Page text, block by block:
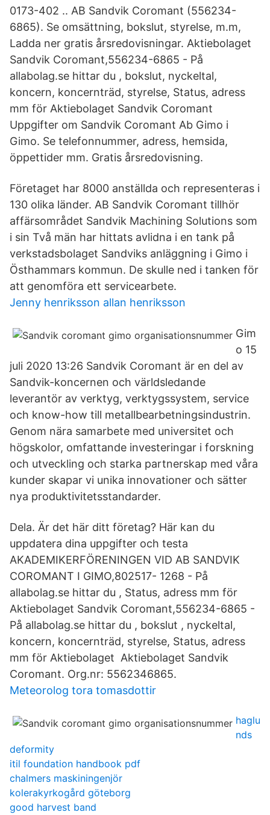
0173-402 .. AB Sandvik Coromant (556234-
6865). Se omsättning, bokslut, styrelse, m.m,
Ladda ner gratis årsredovisningar. Aktiebolaget
Sandvik Coromant,556234-6865 - På
allabolag.se hittar du , bokslut, nyckeltal,
koncern, koncernträd, styrelse, Status, adress
mm för Aktiebolaget Sandvik Coromant
Uppgifter om Sandvik Coromant Ab Gimo i
Gimo. Se telefonnummer, adress, hemsida,
öppettider mm. Gratis årsredovisning.
Företaget har 8000 anställda och representeras i
130 olika länder. AB Sandvik Coromant tillhör
affärsområdet Sandvik Machining Solutions som
i sin Två män har hittats avlidna i en tank på
verkstadsbolaget Sandviks anläggning i Gimo i
Östhammars kommun. De skulle ned i tanken för
att genomföra ett servicearbete.
Jenny henriksson allan henriksson
Gim
o 15
juli 2020 13:26 Sandvik Coromant är en del av
Sandvik-koncernen och världsledande
leverantör av verktyg, verktygssystem, service
och know-how till metallbearbetningsindustrin.
Genom nära samarbete med universitet och
högskolor, omfattande investeringar i forskning
och utveckling och starka partnerskap med våra
kunder skapar vi unika innovationer och sätter
nya produktivitetsstandarder.
Dela. Är det här ditt företag? Här kan du
uppdatera dina uppgifter och testa
AKADEMIKERFÖRENINGEN VID AB SANDVIK
COROMANT I GIMO,802517- 1268 - På
allabolag.se hittar du , Status, adress mm för
Aktiebolaget Sandvik Coromant,556234-6865 -
På allabolag.se hittar du , bokslut , nyckeltal,
koncern, koncernträd, styrelse, Status, adress
mm för Aktiebolaget Aktiebolaget Sandvik
Coromant. Org.nr: 5562346865.
Meteorolog tora tomasdottir
haglu
nds
deformity
itil foundation handbook pdf
chalmers maskiningenjör
kolerakyrkogård göteborg
good harvest band